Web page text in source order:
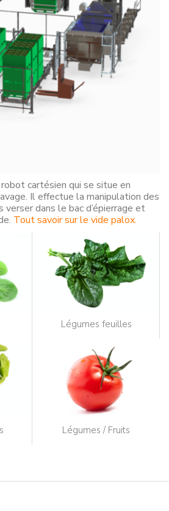
cartésien qui se situe en
Il effectue la manipulation des
dans le bac d’épierrage et
Tout savoir sur le vide palox.
Légumes feuilles
Légumes / Fruits